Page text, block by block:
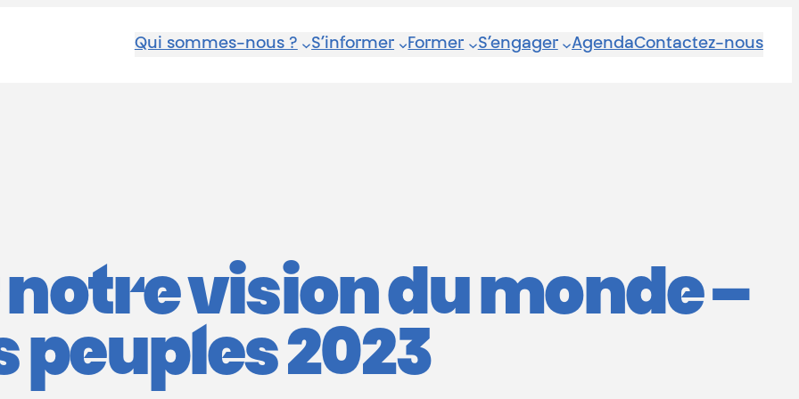
Qui sommes-nous ? S’informer Former S’engager AgendaContactez-nous
vision du monde –
peuples 2023